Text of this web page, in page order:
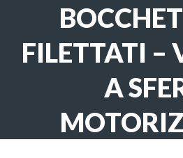
FILETTATI –
A